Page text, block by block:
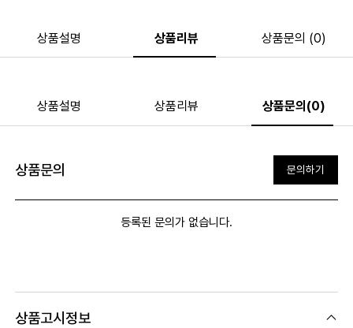
상품설명 상품리뷰 상품문의 (0)
상품설명 상품리뷰 상품문의(0)
상품문의 문의하기
등록된 문의가 없습니다.
상품고시정보